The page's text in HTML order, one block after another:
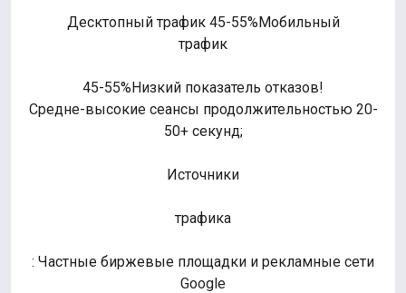
Десктопный трафик 45-55%Мобильный
трафик
45-55%Низкий показатель отказов!
Средне-высокие сеансы продолжительностью 20-
50+ секунд;
Источники
трафика
: Частные биржевые площадки и рекламные сети
Google